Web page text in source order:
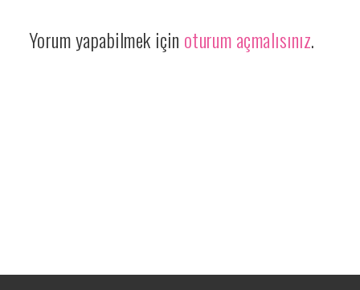
Yorum yapabilmek için oturum açmalısınız.